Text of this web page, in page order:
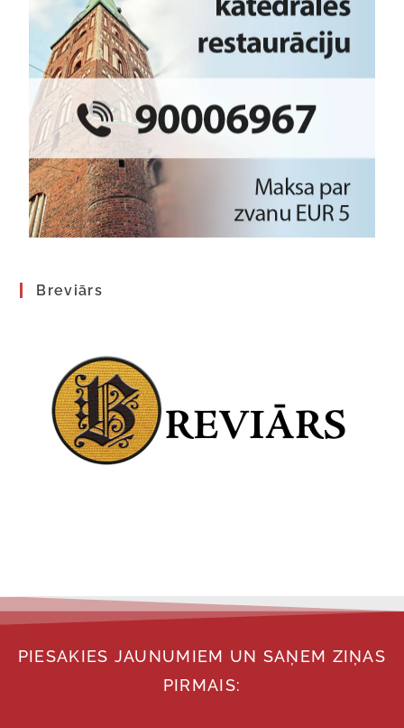
Breviārs
PIESAKIES JAUNUMIEM UN SAŅEM ZIŅAS
PIRMAIS: